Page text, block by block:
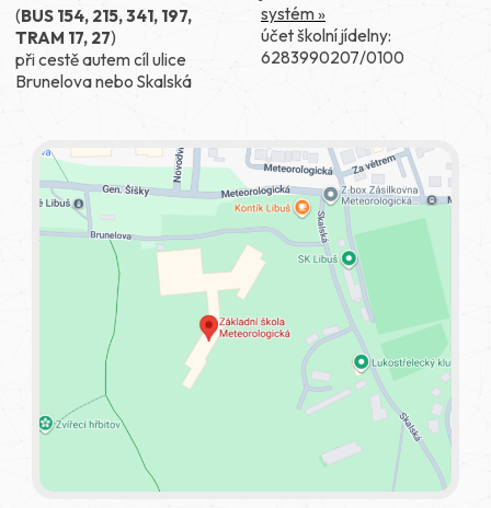
(BUS 154, 215, 341, 197,
TRAM 17, 27)
při cestě autem cíl ulice
Brunelova nebo Skalská
systém »
účet školní jídelny:
6283990207/0100